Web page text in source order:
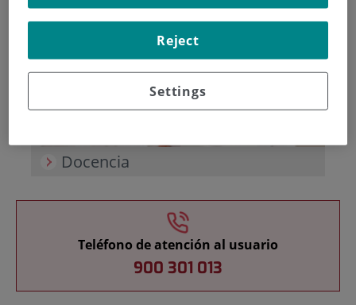
Investigación
Docencia
Teléfono de atención al usuario
900 301 013
Settings
Reject